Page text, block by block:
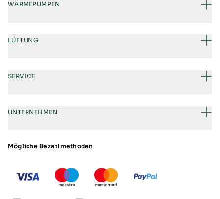
WÄRMEPUMPEN
LÜFTUNG
SERVICE
UNTERNEHMEN
Mögliche Bezahlmethoden